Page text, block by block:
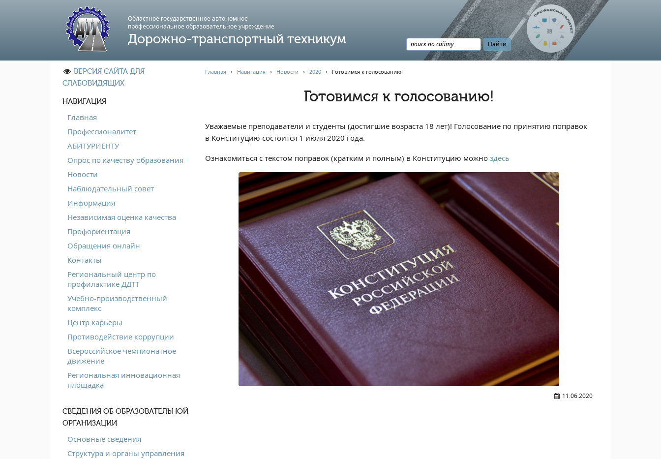
Областное государственное автономное
профессиональноe образовательное учреждение
Дорожно-транспортный техникум
ВЕРСИЯ САЙТА ДЛЯ
СЛАБОВИДЯЩИХ
НАВИГАЦИЯ
Главная
Профессионалитет
АБИТУРИЕНТУ
Опрос по качеству образования
Новости
Наблюдательный совет
Информация
Независимая оценка качества
Профориентация
Обращения онлайн
Контакты
Региональный центр по
профилактике ДДТТ
Учебно-производственный
комплекс
Центр карьеры
Противодействие коррупции
Всероссийское чемпионатное
движение
Региональная инновационная
площадка
СВЕДЕНИЯ ОБ ОБРАЗОВАТЕЛЬНОЙ
ОРГАНИЗАЦИИ
Основные сведения
Структура и органы управления
Главная› Навигация› Новости › 2020› Готовимся к голосованию!
Готовимся к голосованию!
Уважаемые преподаватели и студенты (достигшие возраста 18 лет)! Голосование по принятию поправок
в Конституцию состоится 1 июля 2020 года.
Ознакомиться с текстом поправок (кратким и полным) в Конституцию можно здесь
11.06.2020